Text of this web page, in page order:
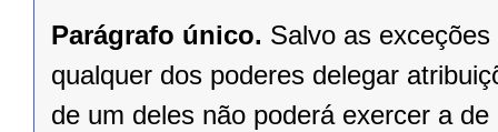
Parágrafo único. Salvo as
qualquer dos poderes delegar
de um deles não poderá exercer a de